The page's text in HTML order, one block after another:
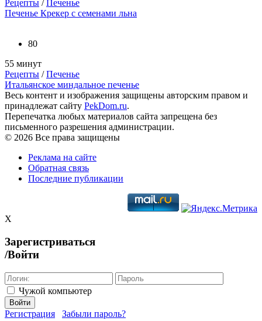
Рецепты /Печенье
Печенье Крекер с семенами льна
80
55 минут
Рецепты /Печенье
Итальянское миндальное печенье
Весь контент и изображения защищены авторским правом и
принадлежат сайту PekDom.ru.
Перепечатка любых материалов сайта запрещена без
письменного разрешения администрации.
© 2026 Все права защищены
Реклама на сайте
Обратная связь
Последние публикации
X
Зарегистриваться
/Войти
Чужой компьютер
Войти
Регистрация
Забыли пароль?